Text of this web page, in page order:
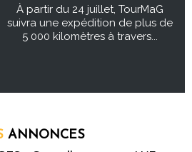
À partir du 24 juillet, TourMaG
suivra une expédition de plus de
5 000 kilomètres à travers...
ANNONCES